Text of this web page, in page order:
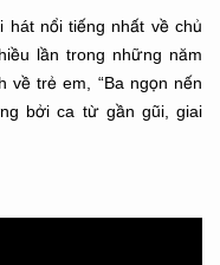
nổi tiếng nhất về chủ
lần trong những năm
về trẻ em, “Ba ngọn nến
bởi ca từ gần gũi, giai